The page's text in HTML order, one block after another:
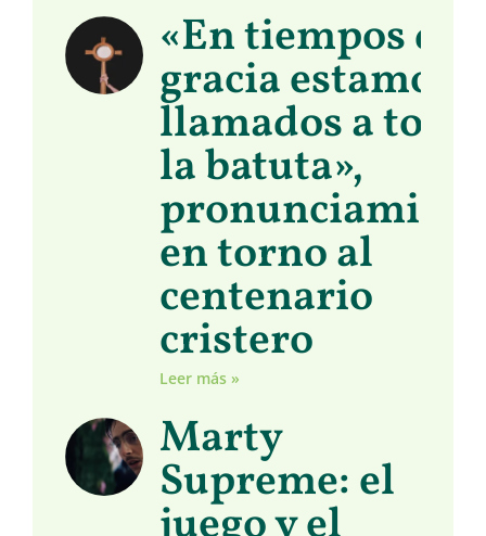
«En tiempos de
gracia estamos
llamados a
la batuta»,
en torno al
centenario
cristero
Leer más »
Marty
Supreme: el